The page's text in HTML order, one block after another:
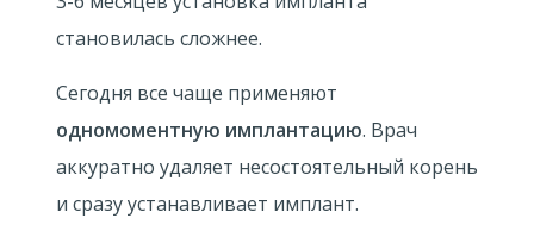
становилась сложнее.
Сегодня все чаще применяют
одномоментную имплантацию. Врач
аккуратно удаляет несостоятельный корень
и сразу устанавливает имплант.